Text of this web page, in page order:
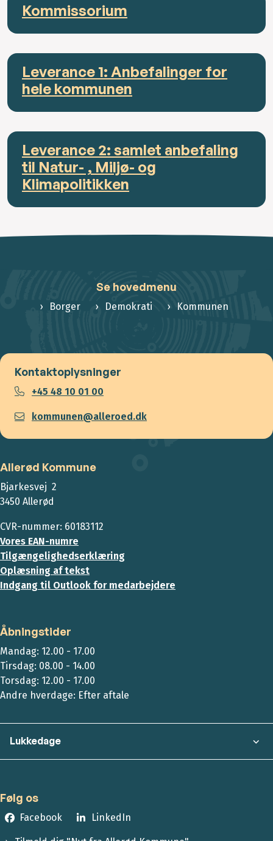
Kommissorium
Leverance 1: Anbefalinger for
hele kommunen
Leverance 2: samlet anbefaling
til Natur- , Miljø- og
Klimapolitikken
Se hovedmenu
Borger Demokrati Kommunen
Kontaktoplysninger
+45 48 10 01 00
kommunen@alleroed.dk
Allerød Kommune
Bjarkesvej 2
3450 Allerød
CVR-nummer: 60183112
Vores EAN-numre
Tilgængelighedserklæring
Oplæsning af tekst
Indgang til Outlook for medarbejdere
Åbningstider
Mandag: 12.00 - 17.00
Tirsdag: 08.00 - 14.00
Torsdag: 12.00 - 17.00
Andre hverdage: Efter aftale
Lukkedage
Følg os
Facebook LinkedIn